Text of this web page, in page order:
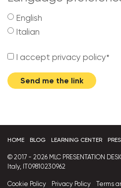
English
Italian
I accept privacy policy*
Send me the link
HOME BLOG LEARNING CENTER
© 2017 - 2026 MLC PRESENTATION
Italy, IT09810230962
Cookie Policy Privacy Policy Terms